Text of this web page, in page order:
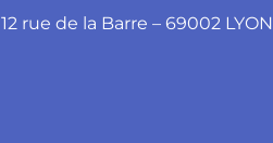
12 rue de la Barre – 69002 LYON